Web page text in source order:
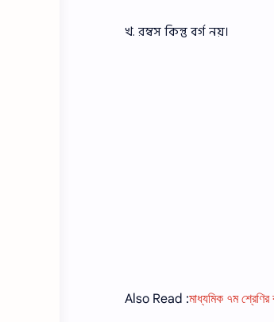
খ. রম্বস কিন্তু বর্গ নয়।
Also Read :মাধ্যমিক ৭ম